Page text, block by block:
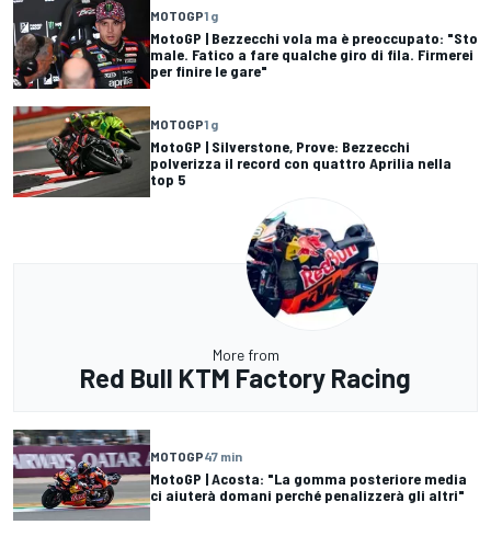
MOTOGP1 g
MotoGP | Bezzecchi vola ma è preoccupato: "Sto
male. Fatico a fare qualche giro di fila. Firmerei
per finire le gare"
MOTOGP1 g
MotoGP | Silverstone, Prove: Bezzecchi
polverizza il record con quattro Aprilia nella
top 5
More from
Red Bull KTM Factory Racing
MOTOGP47 min
MotoGP | Acosta: "La gomma posteriore media
ci aiuterà domani perché penalizzerà gli altri"